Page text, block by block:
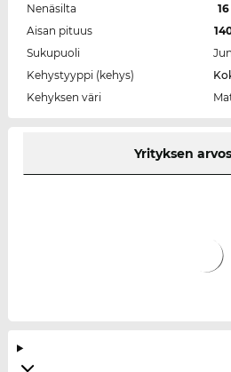
Nenäsilta
16
Aisan pituus
Sukupuoli
Kehystyyppi (kehys)
Kehyksen väri
Yrityksen